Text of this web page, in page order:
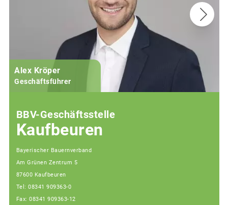
Alex Kröper
Geschäftsführer
BBV-Geschäftsstelle
Kaufbeuren
Bayerischer Bauernverband
Am Grünen Zentrum 5
87600 Kaufbeuren
Tel: 08341 909363-0
Fax: 08341 909363-12